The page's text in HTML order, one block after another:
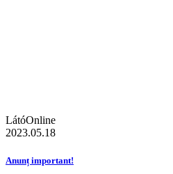
LátóOnline
2023.05.18
Anunț important!